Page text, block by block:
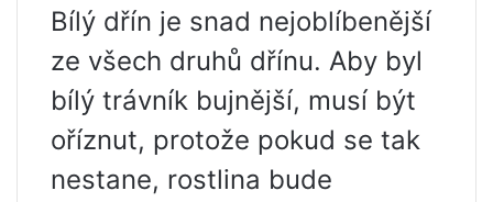
Bílý dřín je snad nejoblíbenější
ze všech druhů dřínu. Aby byl
bílý trávník bujnější, musí být
oříznut, protože pokud se tak
nestane, rostlina bude